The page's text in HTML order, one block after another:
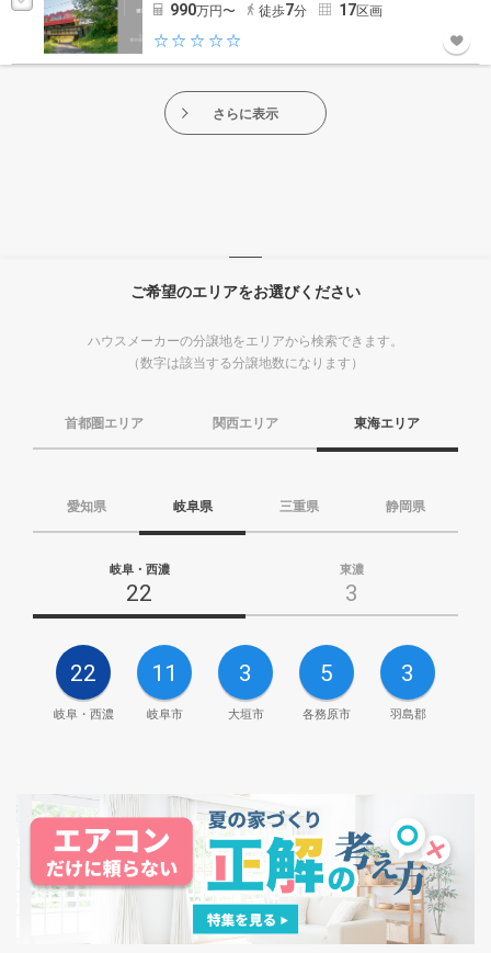
990万円〜 徒歩7分 17区画
さらに表示
ご希望のエリアをお選びください
ハウスメーカーの分譲地をエリアから検索できます。
（数字は該当する分譲地数になります）
首都圏エリア 関西エリア 東海エリア
愛知県 岐阜県 三重県 静岡県
岐阜・西濃
22
東濃
3
22
岐阜・西濃
11
岐阜市
3
大垣市
5
各務原市
3
羽島郡